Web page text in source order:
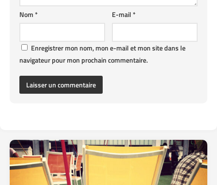
E-mail*
Nom*
Enregistrer mon nom, mon e-mail et mon site dans le
navigateur pour mon prochain commentaire.